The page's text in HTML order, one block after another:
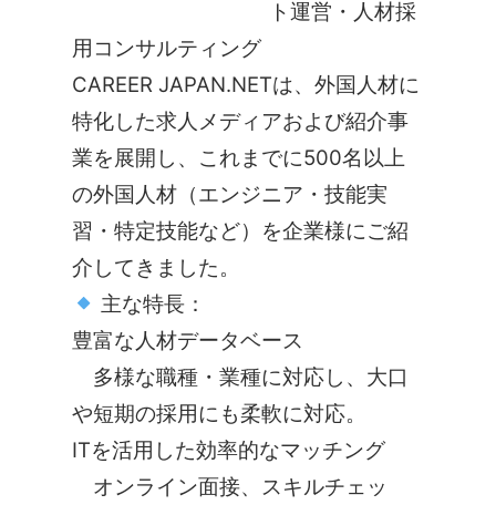
ト運営・人材採
用コンサルティング
CAREER JAPAN.NETは、外国人材に
特化した求人メディアおよび紹介事
業を展開し、 これまでに500名以上
の外国人材（エンジニア・技能実
習・特定技能など） を企業様にご紹
介してきました。
主な特長：
豊富な人材データベース
多様な職種・業種に対応し、大口
や短期の採用にも柔軟に対応。
ITを活用した効率的なマッチング
オンライン面接、スキルチェッ